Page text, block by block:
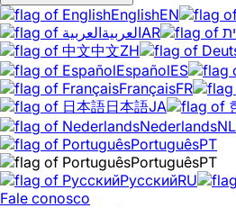
EnglishEN
العربيةAR
中文ZH
EspañolES
FrançaisFR
日本語JA
NederlandsNL
PortuguêsPT
PortuguêsPT
РусскийRU
Fale conosco